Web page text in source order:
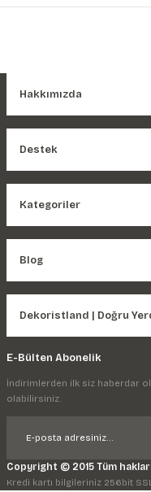
Hakkımızda
Destek
Kategoriler
Blog
Dekoristland | Doğru
E-Bülten Abonelik
İndirimlerden ilk siz haberdar
olabilirsiniz.
Copyright © 2015 Tüm hakları
Kredi kartı bilgileriniz 256bit